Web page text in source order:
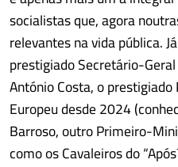
socialistas que, agora
relevantes na vida pública.
prestigiado Secretário-
António Costa, o
Europeu desde 2024
Barroso, outro Primeiro-
como os Cavaleiros do